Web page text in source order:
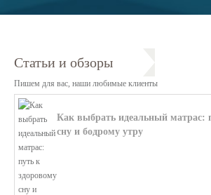
Статьи и обзоры
Пишем для вас, наши любимые клиенты
Как выбрать идеальный матрас:
сну и бодрому утру